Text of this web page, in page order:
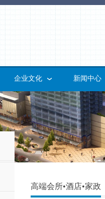
企业文化 新闻中心
高端会所•酒店•家政